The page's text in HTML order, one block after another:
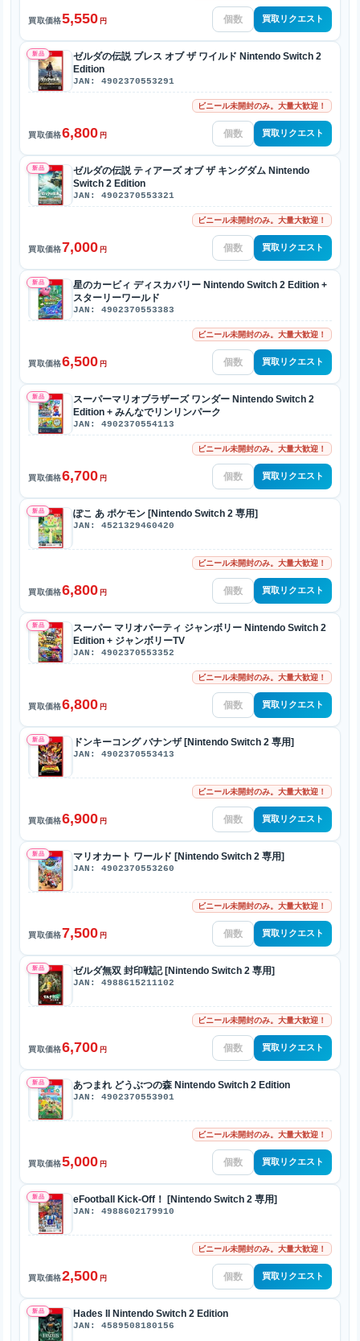
買取価格5,550 円 買取リクエスト
新品
ゼルダの伝説 ブレス オブ ザ ワイルド Nintendo Switch 2
Edition
JAN: 4902370553291
ビニール未開封のみ。大量大歓迎！
買取価格6,800 円 買取リクエスト
新品
ゼルダの伝説 ティアーズ オブ ザ キングダム Nintendo
Switch 2 Edition
JAN: 4902370553321
ビニール未開封のみ。大量大歓迎！
買取価格7,000 円 買取リクエスト
新品
星のカービィ ディスカバリー Nintendo Switch 2 Edition +
スターリーワールド
JAN: 4902370553383
ビニール未開封のみ。大量大歓迎！
買取価格6,500 円 買取リクエスト
新品
スーパーマリオブラザーズ ワンダー Nintendo Switch 2
Edition + みんなでリンリンパーク
JAN: 4902370554113
ビニール未開封のみ。大量大歓迎！
買取価格6,700 円 買取リクエスト
新品 ぽこ あ ポケモン [Nintendo Switch 2 専用]
JAN: 4521329460420
ビニール未開封のみ。大量大歓迎！
買取価格6,800 円 買取リクエスト
新品
スーパー マリオパーティ ジャンボリー Nintendo Switch 2
Edition + ジャンボリーTV
JAN: 4902370553352
ビニール未開封のみ。大量大歓迎！
買取価格6,800 円 買取リクエスト
新品 ドンキーコング バナンザ [Nintendo Switch 2 専用]
JAN: 4902370553413
ビニール未開封のみ。大量大歓迎！
買取価格6,900 円 買取リクエスト
新品 マリオカート ワールド [Nintendo Switch 2 専用]
JAN: 4902370553260
ビニール未開封のみ。大量大歓迎！
買取価格7,500 円 買取リクエスト
新品 ゼルダ無双 封印戦記 [Nintendo Switch 2 専用]
JAN: 4988615211102
ビニール未開封のみ。大量大歓迎！
買取価格6,700 円 買取リクエスト
新品 あつまれ どうぶつの森 Nintendo Switch 2 Edition
JAN: 4902370553901
ビニール未開封のみ。大量大歓迎！
買取価格5,000 円 買取リクエスト
新品 eFootball Kick-Off！ [Nintendo Switch 2 専用]
JAN: 4988602179910
ビニール未開封のみ。大量大歓迎！
買取価格2,500 円 買取リクエスト
新品 Hades II Nintendo Switch 2 Edition
JAN: 4589508180156